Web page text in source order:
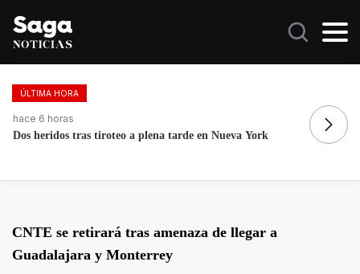
ÚLTIMA HORA
hace 6 horas
Dos heridos tras tiroteo a plena tarde en Nueva York
CNTE se retirará tras amenaza de llegar a
Guadalajara y Monterrey